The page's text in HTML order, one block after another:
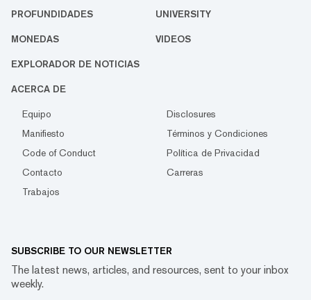
PROFUNDIDADES UNIVERSITY
MONEDAS VIDEOS
EXPLORADOR DE NOTICIAS
ACERCA DE
Equipo
Disclosures
Manifiesto
Términos y Condiciones
Code of Conduct
Política de Privacidad
Contacto
Carreras
Trabajos
SUBSCRIBE TO OUR NEWSLETTER
The latest news, articles, and resources, sent to your inbox
weekly.